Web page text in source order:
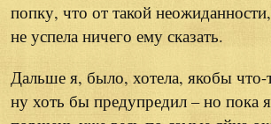
попку, что от такой
не успела ничего ему сказать.
Дальше я, было, хотела, якобы что-
ну хоть бы предупредил – но пока